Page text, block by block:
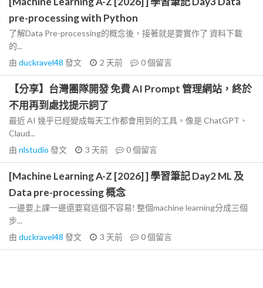
pre-processing with Python
了解Data Pre-processing的概念後，接著就是要實作了 資料下載
的...
由 duckravel48 發文 2 天前 0個留言
【分享】台灣團隊開發 免費 AI Prompt 管理網站，終於
不用再到處找提示詞了
最近 AI 幾乎已經變成每天工作都會用到的工具。像是 ChatGPT、
Claud...
由 nlstudio 發文 3 天前 0個留言
[Machine Learning A-Z [2026] ] 學習筆記 Day2 ML 及
Data pre-processing 概念
一邊要上課一邊還要寫這個不容易! 整個machine learning分成三個
步...
由 duckravel48 發文 3 天前 0個留言